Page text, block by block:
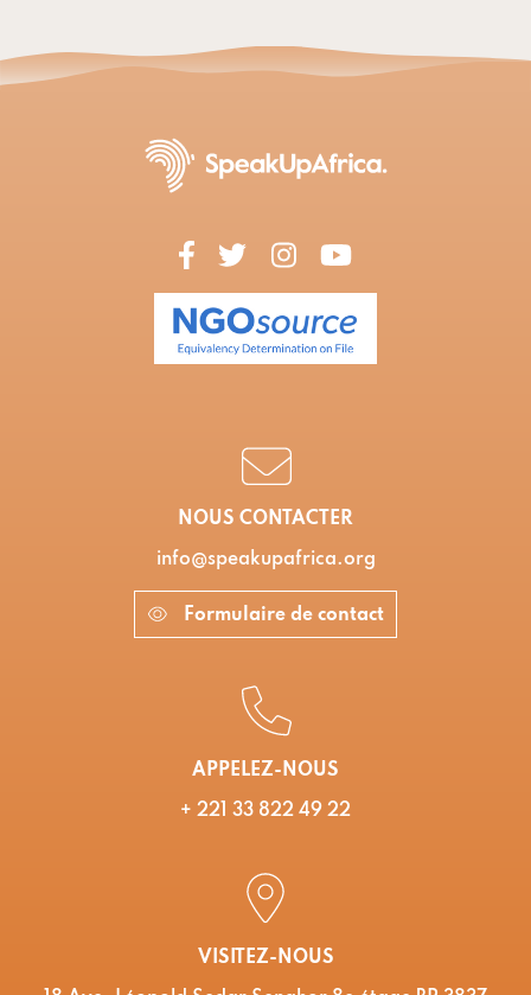
NOUS CONTACTER
info@speakupafrica.org
Formulaire de contact
APPELEZ-NOUS
+ 221 33 822 49 22
VISITEZ-NOUS